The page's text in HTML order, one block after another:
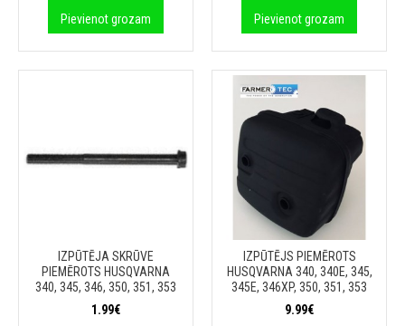
Pievienot grozam Pievienot grozam
IZPŪTĒJA SKRŪVE
PIEMĒROTS HUSQVARNA
340, 345, 346, 350, 351, 353
1.99€
IZPŪTĒJS PIEMĒROTS
HUSQVARNA 340, 340E, 345,
345E, 346XP, 350, 351, 353
9.99€